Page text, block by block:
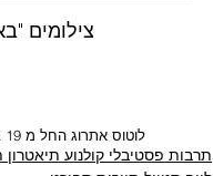
צילומים
לוטוס אתרוג החל מ 19 בפברואר בבתי הקולנוע
תרבות פסטיבלי קולנוע תיאטרון